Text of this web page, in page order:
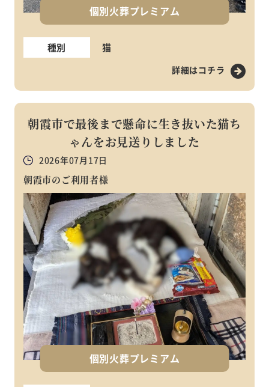
個別火葬プレミアム
種別 猫
詳細はコチラ
朝霞市で最後まで懸命に生き抜いた猫ち
ゃんをお見送りしました
2026年07月17日
朝霞市のご利用者様
個別火葬プレミアム